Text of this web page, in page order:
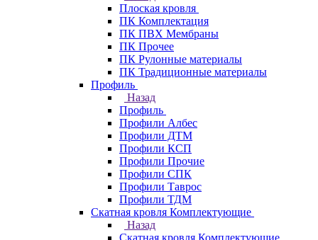
Плоская кровля
ПК Комплектация
ПК ПВХ Мембраны
ПК Прочее
ПК Рулонные материалы
ПК Традиционные материалы
Профиль
Назад
Профиль
Профили Албес
Профили ДТМ
Профили КСП
Профили Прочие
Профили СПК
Профили Таврос
Профили ТДМ
Скатная кровля Комплектующие
Назад
Скатная кровля Комплектующие